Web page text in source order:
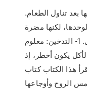
بعد تناول الطعام.
لكنها مضرة
للجسم إذا ما جاءت بعد وجبة الأكل. 1- التدخين: معلوم
يكون أخطر، إذ
هذا الكتاب كتاب
الروح وأوجاعها